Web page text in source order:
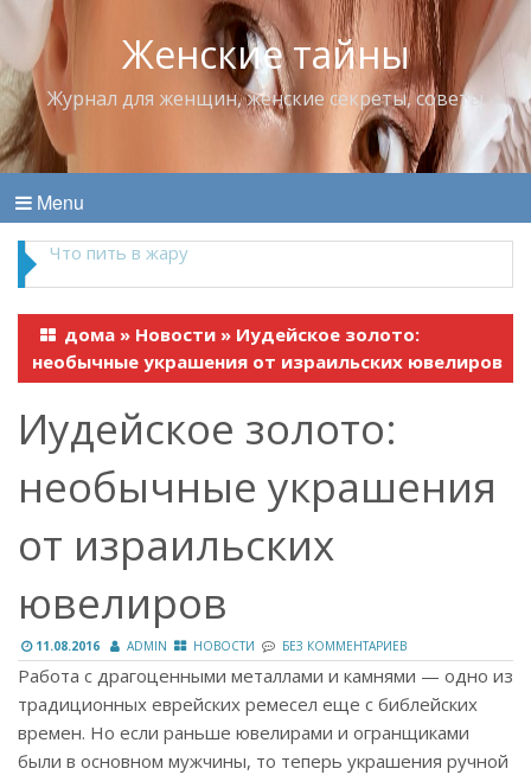
Женские тайны
Журнал для женщин, женские секреты, советы
Menu
Что пить в жару
дома » Новости » Иудейское золото:
необычные украшения от израильских ювелиров
Иудейское золото:
необычные украшения
от израильских
ювелиров
11.08.2016 ADMIN НОВОСТИ БЕЗ КОММЕНТАРИЕВ
Работа с драгоценными металлами и камнями — одно из
традиционных еврейских ремесел еще с библейских
времен. Но если раньше ювелирами и огранщиками
были в основном мужчины, то теперь украшения ручной